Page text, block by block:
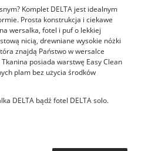
Komplet DELTA jest idealnym
Prosta konstrukcja i ciekawe
wersalka, fotel i puf o lekkiej
nicią, drewniane wysokie nóżki
znajdą Państwo w wersalce
posiada warstwę Easy Clean
plam bez użycia środków
DELTA bądź fotel DELTA solo.